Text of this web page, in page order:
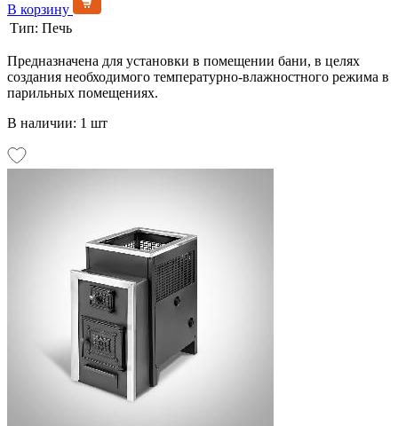
В корзину
Тип: Печь
Предназначена для установки в помещении бани, в целях
создания необходимого температурно-влажностного режима в
парильных помещениях.
В наличии: 1 шт